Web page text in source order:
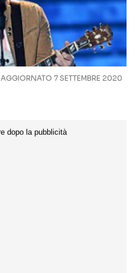
AGGIORNATO 7 SETTEMBRE 2020